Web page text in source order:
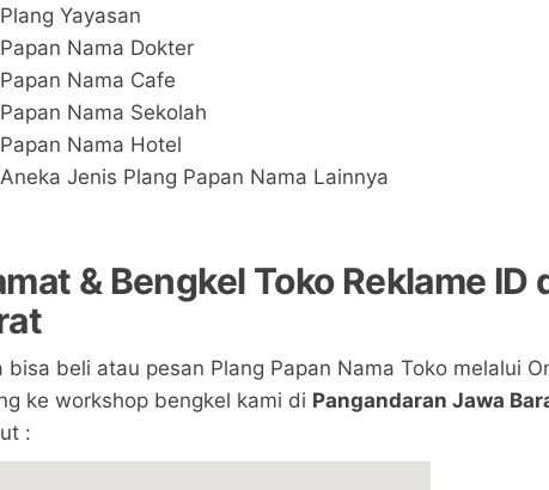
Plang Yayasan
Papan Nama Dokter
Papan Nama Cafe
Papan Nama Sekolah
Papan Nama Hotel
Aneka Jenis Plang Papan Nama Lainnya
& Bengkel Toko Reklame
bisa beli atau pesan Plang Papan Nama Toko melalui
ke workshop bengkel kami di Pangandaran Jawa
: